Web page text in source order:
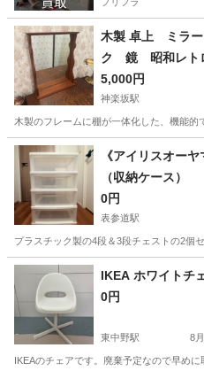
木製 卓上 ミラ
ク 鏡 昭和レト
5,000円
神楽坂駅
木製のフレームに棚が一体化した、機能
東京 新宿区 神楽坂駅 ミラ
《アイリスオー
（収納ケース）
0円
表参道駅
プラスチック製の4段＆3段チェストの2個
東京 渋谷区 表参道駅 収納家
IKEA ホワイト
0円
東中野駅 8
IKEAのチェアです。廃棄予定なので早めに